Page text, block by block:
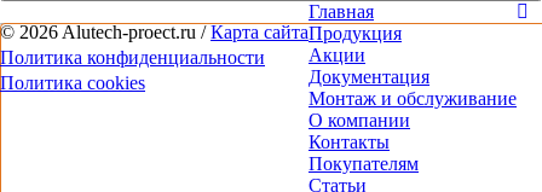
© 2026 Alutech-proect.ru /Карта сайта
Политика конфиденциальности
Политика cookies
Главная
Продукция
Акции
Документация
Монтаж и обслуживание
О компании
Контакты
Покупателям
Статьи